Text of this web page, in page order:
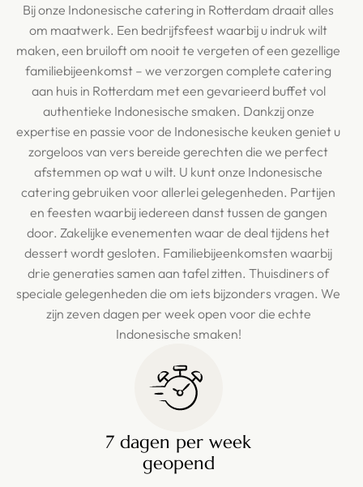
Bij onze Indonesische catering in Rotterdam draait alles
om maatwerk. Een bedrijfsfeest waarbij u indruk wilt
maken, een bruiloft om nooit te vergeten of een gezellige
familiebijeenkomst – we verzorgen complete catering
aan huis in Rotterdam met een gevarieerd buffet vol
authentieke Indonesische smaken. Dankzij onze
expertise en passie voor de Indonesische keuken geniet u
zorgeloos van vers bereide gerechten die we perfect
afstemmen op wat u wilt. U kunt onze Indonesische
catering gebruiken voor allerlei gelegenheden. Partijen
en feesten waarbij iedereen danst tussen de gangen
door. Zakelijke evenementen waar de deal tijdens het
dessert wordt gesloten. Familiebijeenkomsten waarbij
drie generaties samen aan tafel zitten. Thuisdiners of
speciale gelegenheden die om iets bijzonders vragen. We
zijn zeven dagen per week open voor die echte
Indonesische smaken!
7 dagen per week
geopend